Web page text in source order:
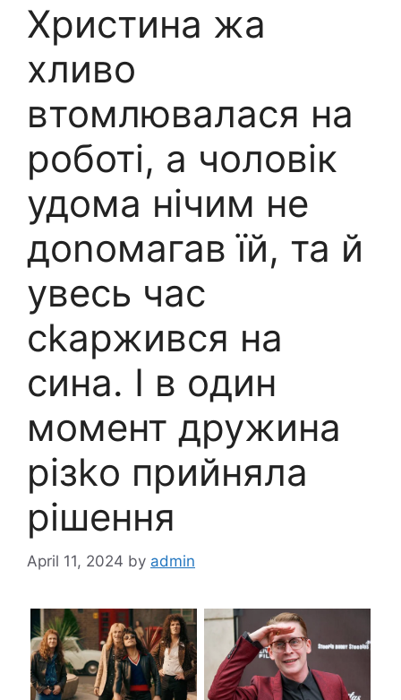
Христина жа
хливо
втомлювалася на
роботі, а чоловік
удома нічим не
доnомагав їй, та й
увесь час
сkаржився на
сина. І в один
момент дружина
різkо прийняла
рішення
April 11, 2024 by admin